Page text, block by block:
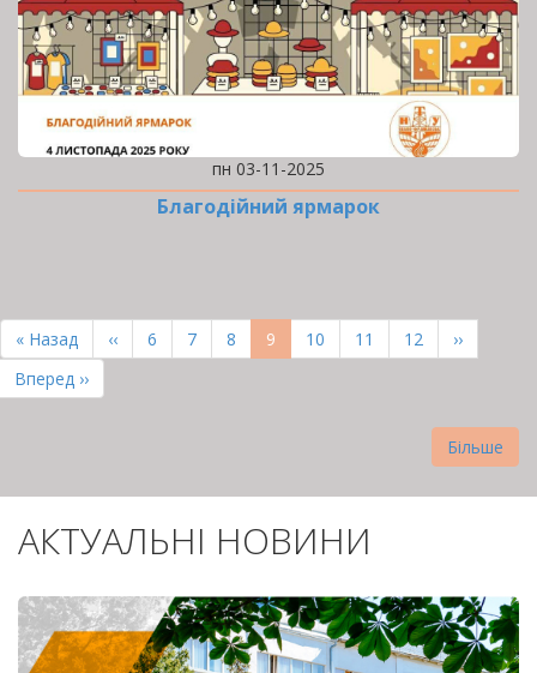
пн 03-11-2025
Благодійний ярмарок
НА
СТОРІНКИ
Перша
сторінка
« Назад
Попередня
сторінка
‹‹ Page
6 Page
7 Page
8
Поточна
сторінка
9 Page
10 Page
11 Page
12
Наступна
сторінка
››
Остання
сторінка
Вперед ››
Більше
АКТУАЛЬНІ НОВИНИ